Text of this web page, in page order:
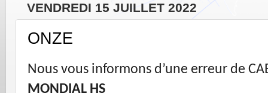
VENDREDI 15 JUILLET 2022
ONZE
Nous vous informons d’une erreur de
MONDIAL HS